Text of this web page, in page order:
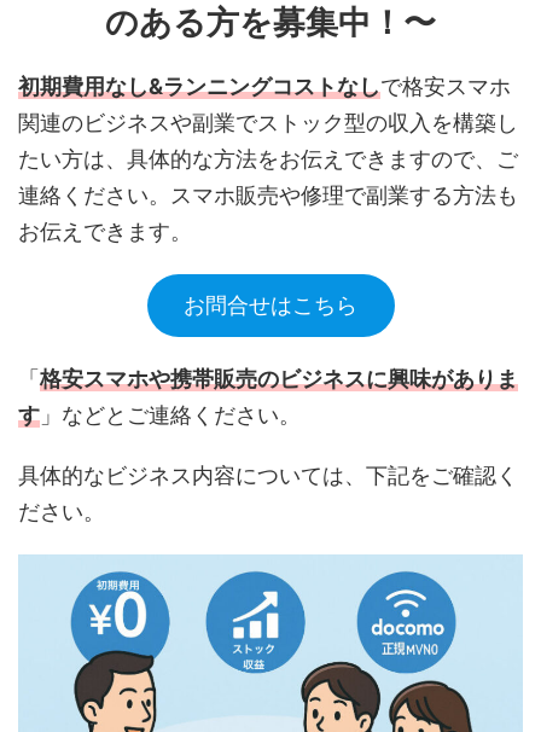
のある方を募集中！〜
初期費用なし&ランニングコストなしで格安スマホ
関連のビジネスや副業でストック型の収入を構築し
たい方は、具体的な方法をお伝えできますので、ご
連絡ください。スマホ販売や修理で副業する方法も
お伝えできます。
お問合せはこちら
「格安スマホや携帯販売のビジネスに興味がありま
す 」などとご連絡ください。
具体的なビジネス内容については、下記をご確認く
ださい。